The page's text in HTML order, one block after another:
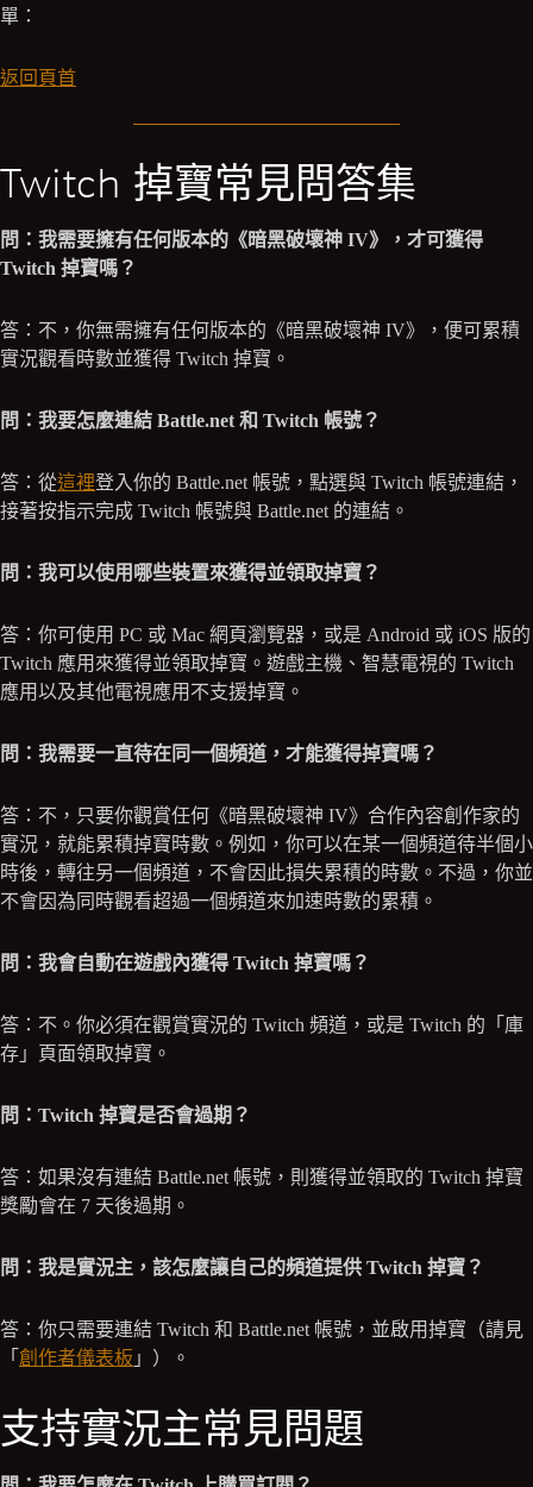
單：
返回頁首
Twitch 掉寶常見問答集
問：我需要擁有任何版本的《暗黑破壞神 IV》，才可獲得
Twitch 掉寶嗎？
答：不，你無需擁有任何版本的《暗黑破壞神 IV》，便可累積
實況觀看時數並獲得 Twitch 掉寶。
問：我要怎麼連結 Battle.net 和 Twitch 帳號？
答：從這裡登入你的 Battle.net 帳號，點選與 Twitch 帳號連結，
接著按指示完成 Twitch 帳號與 Battle.net 的連結。
問：我可以使用哪些裝置來獲得並領取掉寶？
答：你可使用 PC 或 Mac 網頁瀏覽器，或是 Android 或 iOS 版的
Twitch 應用來獲得並領取掉寶。遊戲主機、智慧電視的 Twitch
應用以及其他電視應用不支援掉寶。
問：我需要一直待在同一個頻道，才能獲得掉寶嗎？
答：不，只要你觀賞任何《暗黑破壞神 IV》合作內容創作家的
實況，就能累積掉寶時數。例如，你可以在某一個頻道待半個小
時後，轉往另一個頻道，不會因此損失累積的時數。不過，你並
不會因為同時觀看超過一個頻道來加速時數的累積。
問：我會自動在遊戲內獲得 Twitch 掉寶嗎？
答：不。你必須在觀賞實況的 Twitch 頻道，或是 Twitch 的「庫
存」頁面領取掉寶。
問：Twitch 掉寶是否會過期？
答：如果沒有連結 Battle.net 帳號，則獲得並領取的 Twitch 掉寶
獎勵會在 7 天後過期。
問：我是實況主，該怎麼讓自己的頻道提供 Twitch 掉寶？
答：你只需要連結 Twitch 和 Battle.net 帳號，並啟用掉寶（請見
「 創作者儀表板 」）。
支持實況主常見問題